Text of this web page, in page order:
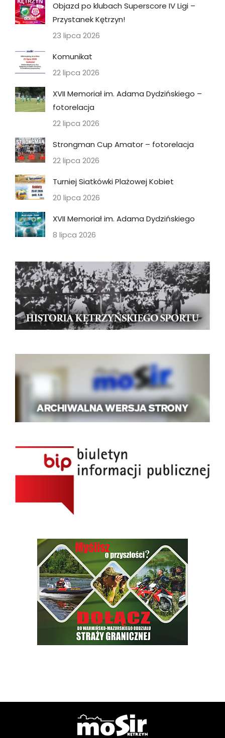
Objazd po klubach Superscore IV Ligi –
Przystanek Kętrzyn!
23 lipca 2026
Komunikat
22 lipca 2026
XVII Memoriał im. Adama Dydzińskiego –
fotorelacja
22 lipca 2026
Strongman Cup Amator – fotorelacja
22 lipca 2026
Turniej Siatkówki Plażowej Kobiet
20 lipca 2026
XVII Memoriał im. Adama Dydzińskiego
8 lipca 2026